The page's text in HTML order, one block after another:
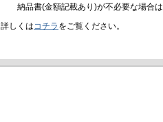
納品書(金額記載あり)が不必要な場合
詳しくは コチラ をご覧ください。